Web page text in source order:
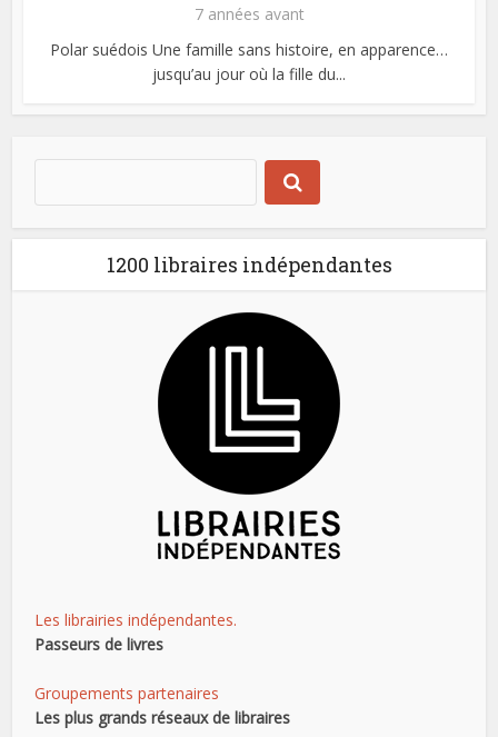
7 années avant
Polar suédois Une famille sans histoire, en apparence…
jusqu’au jour où la fille du...
1200 libraires indépendantes
Les librairies indépendantes.
Passeurs de livres
Groupements partenaires
Les plus grands réseaux de libraires